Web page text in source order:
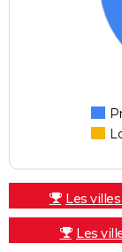
Les
Les